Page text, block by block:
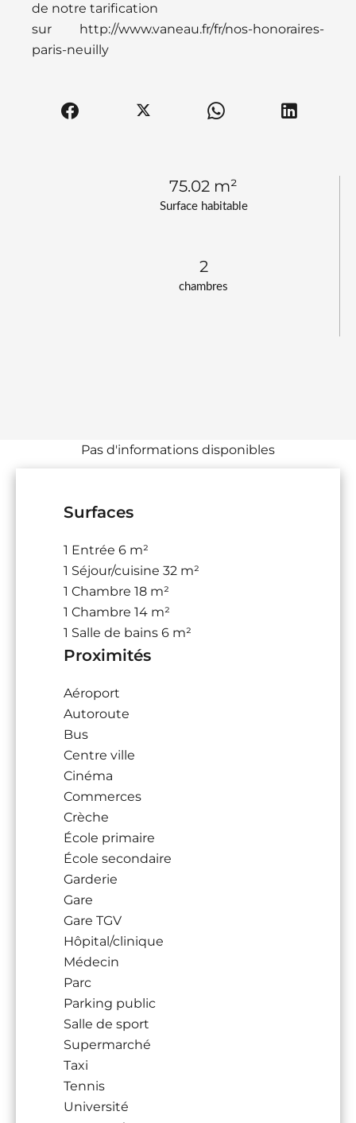
Surface habitable
75.02 m²
chambres
2
de notre tarification
sur http://www.vaneau.fr/fr/nos-honoraires-
paris-neuilly
Pas d'informations disponibles
Surfaces
1 Entrée 6 m²
1 Séjour/cuisine 32 m²
1 Chambre 18 m²
1 Chambre 14 m²
1 Salle de bains 6 m²
Proximités
Aéroport
Autoroute
Bus
Centre ville
Cinéma
Commerces
Crèche
École primaire
École secondaire
Garderie
Gare
Gare TGV
Hôpital/clinique
Médecin
Parc
Parking public
Salle de sport
Supermarché
Taxi
Tennis
Université